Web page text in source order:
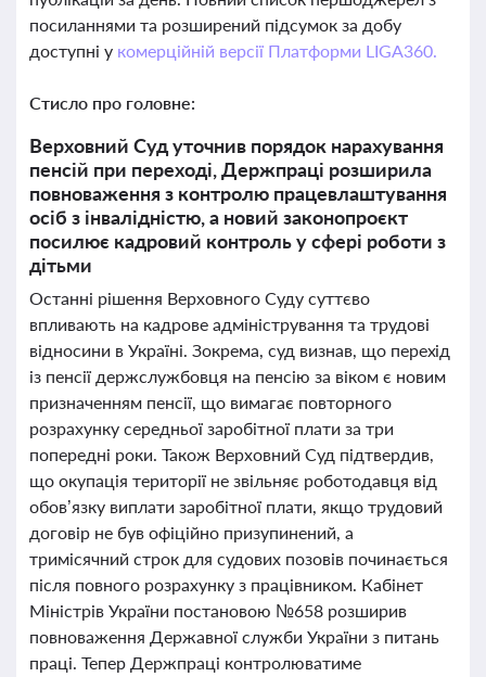
посиланнями та розширений підсумок за добу
доступні у комерційній версії Платформи LIGA360.
Стисло про головне:
Верховний Суд уточнив порядок нарахування
пенсій при переході, Держпраці розширила
повноваження з контролю працевлаштування
осіб з інвалідністю, а новий законопроєкт
посилює кадровий контроль у сфері роботи з
дітьми
Останні рішення Верховного Суду суттєво
впливають на кадрове адміністрування та трудові
відносини в Україні. Зокрема, суд визнав, що перехід
із пенсії держслужбовця на пенсію за віком є новим
призначенням пенсії, що вимагає повторного
розрахунку середньої заробітної плати за три
попередні роки. Також Верховний Суд підтвердив,
що окупація території не звільняє роботодавця від
обов’язку виплати заробітної плати, якщо трудовий
договір не був офіційно призупинений, а
тримісячний строк для судових позовів починається
після повного розрахунку з працівником. Кабінет
Міністрів України постановою №658 розширив
повноваження Державної служби України з питань
праці. Тепер Держпраці контролюватиме